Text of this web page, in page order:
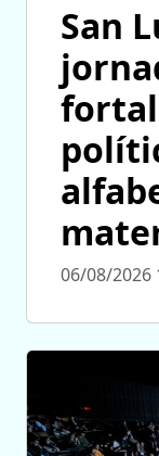
San
06/08/2026